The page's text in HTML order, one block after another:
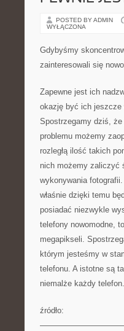
POSTED BY ADMIN
WYŁĄCZONA
Gdybyśmy
zainteresowali się
Zapewne jest ich
okazję być ich jeszcze
Spostrzegamy dziś,
problemu możemy
rozległą ilość takich
nich możemy zaliczyć
wykonywania
właśnie dzięki temu
posiadać niezwykle
telefony nowomodne,
megapikseli.
którym jesteśmy w
telefonu. A istotne są
niemalże każdy telefon.
źródło: